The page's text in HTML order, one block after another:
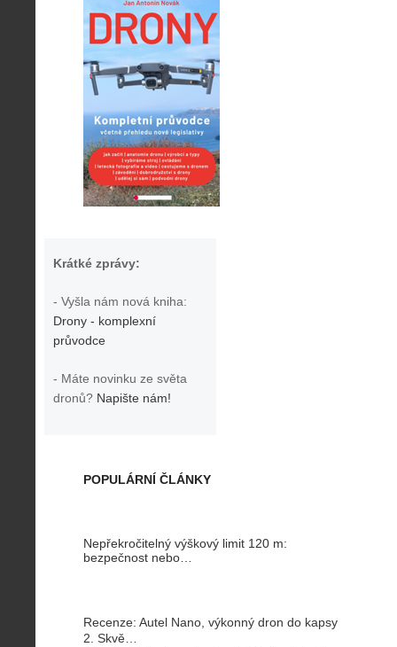
Krátké zprávy:
- Vyšla nám nová kniha:
Drony - komplexní
průvodce
- Máte novinku ze světa
dronů? Napište nám!
POPULÁRNÍ ČLÁNKY
Nepřekročitelný výškový limit 120 m:
bezpečnost nebo…
Recenze: Autel Nano, výkonný dron do kapsy
2. Skvě…